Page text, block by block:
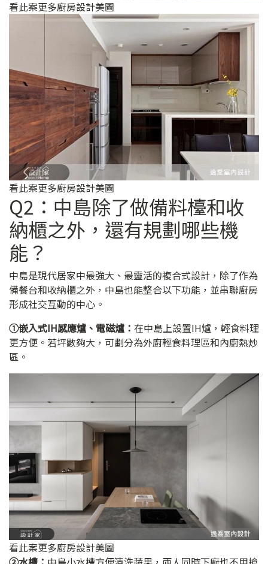
看此案更多廚房設計美圖
看此案更多廚房設計美圖
Q2：中島除了做備料檯和收
納櫃之外，還有規劃哪些機
能？
中島是現代居家中最強大、最靈活的複合式設計，除了作為
備餐台和收納櫃之外，中島也能整合以下功能，並串聯廚房
形成社交互動的中心。
➀嵌入式IH感應爐、電磁爐： 在中島上設置IH爐，輕食料理
更方便。若坪數夠大，可劃分為外廚輕食料理區和內廚熱炒
區。
看此案更多廚房設計美圖